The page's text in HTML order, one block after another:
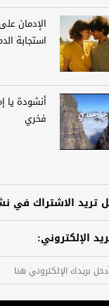
الإدمان
استجابة
أنشودة يا
فخري
تريد الاشتراك في
الإلكتروني: